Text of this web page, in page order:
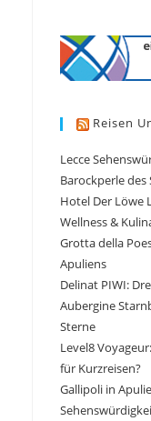
Reisen
Lecce
Barockperle des
Hotel Der Löwe
Wellness &
Grotta della
Apuliens
Delinat PIWI:
Aubergine
Sterne
Level8
für Kurzreisen?
Gallipoli in